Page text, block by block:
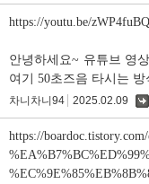
https://youtu.be/
안녕하세요~ 유튜브 영
여기 50초즈음 타시는
차니차니94 2025.02.09
https://